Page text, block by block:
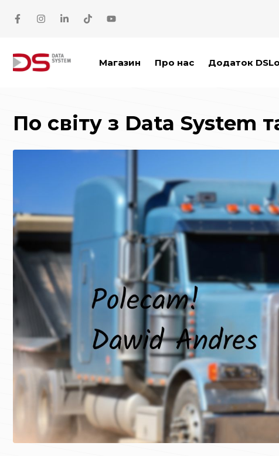
Магазин Про нас Додаток
По світу з Data